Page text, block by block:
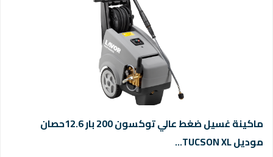
ماكينة غسيل ضغط عالي توكسون 200 بار 12.6حصان
موديل TUCSON XL...